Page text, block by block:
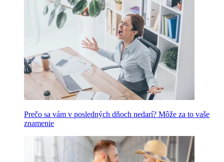
Prečo sa vám v posledných dňoch nedarí? Môže za to vaše
znamenie